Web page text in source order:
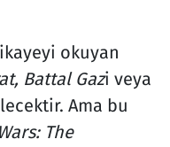
okuyan
Battal Gazi veya
Ama bu
The